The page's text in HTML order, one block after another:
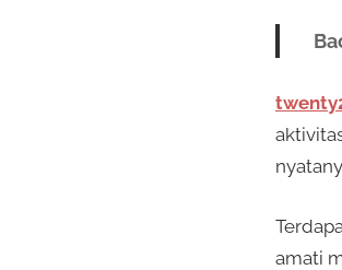
amati